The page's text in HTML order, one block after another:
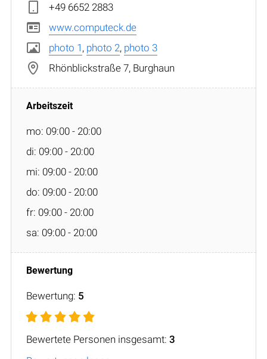
+49 6652 2883
www.computeck.de
photo 1 , photo 2, photo 3
Rhönblickstraße 7, Burghaun
mo: 09:00 - 20:00
di: 09:00 - 20:00
mi: 09:00 - 20:00
do: 09:00 - 20:00
fr: 09:00 - 20:00
sa: 09:00 - 20:00
Bewertung: 5
Bewertete Personen insgesamt: 3